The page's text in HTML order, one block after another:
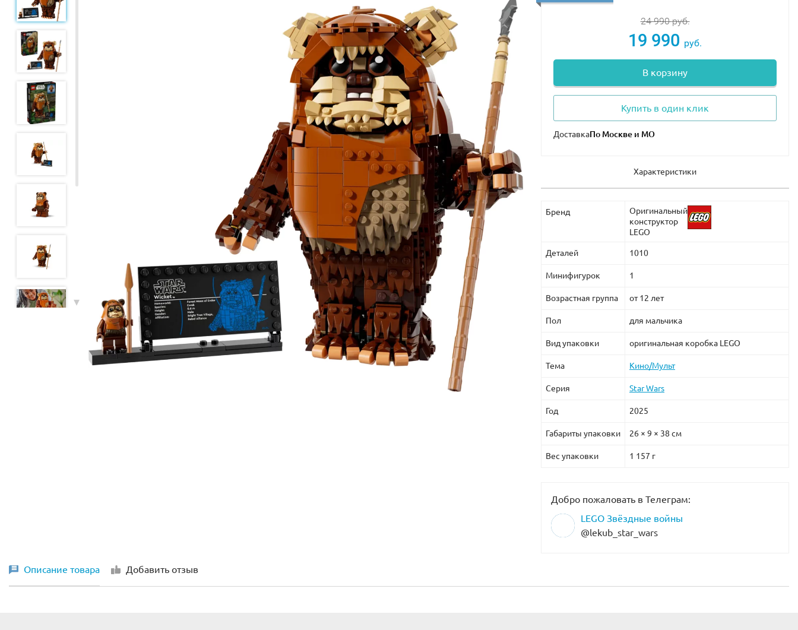
24 990руб.
19 990 руб.
В корзину
Купить в один клик
Доставка
Характеристики
Бренд
Оригинальный
конструктор
LEGO
Деталей 1010
Минифигурок 1
Возрастная группа от 12 лет
Пол для мальчика
Вид упаковки оригинальная коробка LEGO
Тема Кино/Мульт
Серия Star Wars
Год 2025
Габариты упаковки 26 × 9 × 38 см
Вес упаковки 1 157 г
Добро пожаловать в Телеграм:
LEGO Звёздные войны
@lekub_star_wars
Описание товара Добавить отзыв